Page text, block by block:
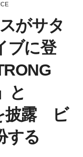
がサタ
ブに登
と
披露 ビ
する